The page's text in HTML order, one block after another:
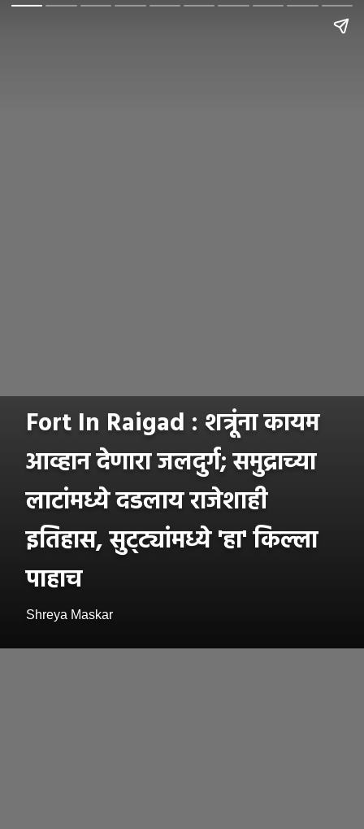
Fort In Raigad : शत्रूंना कायम
आव्हान देणारा जलदुर्ग; समुद्राच्या
लाटांमध्ये दडलाय राजेशाही
इतिहास, सुट्ट्यांमध्ये 'हा' किल्ला
पाहाच
Shreya Maskar